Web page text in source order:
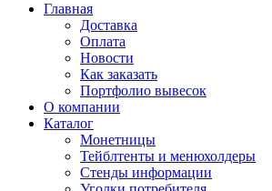
Главная
Доставка
Оплата
Новости
Как заказать
Портфолио вывесок
О компании
Каталог
Монетницы
Тейблтенты и менюхолдеры
Стенды информации